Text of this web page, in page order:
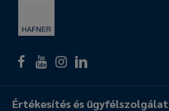
Értékesítés és ügyfélszolgálat